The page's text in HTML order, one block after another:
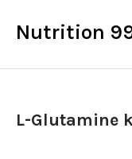
Nutrition
L-Glutamine